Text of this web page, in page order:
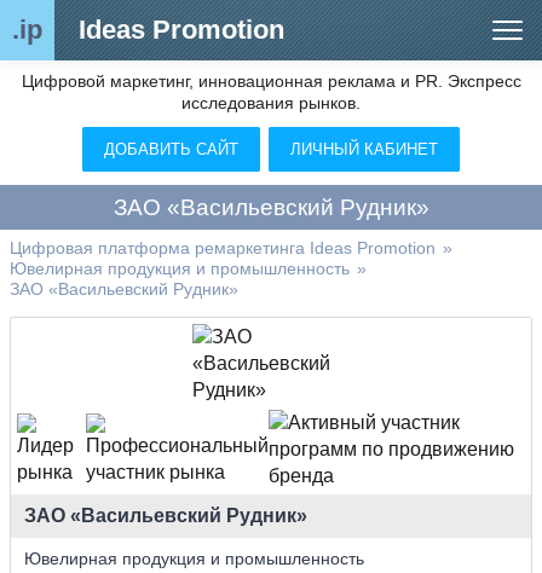
.ip Ideas Promotion
Сегменты рынка
Цифровой ремаркетинг (анализ рынка)
Видео
О нас
Контакты
Цифровой маркетинг, инновационная реклама и PR. Экспресс
исследования рынков.
ДОБАВИТЬ САЙТ ЛИЧНЫЙ КАБИНЕТ
ЗАО «Васильевский Рудник»
Цифровая платформа ремаркетинга Ideas Promotion »
Ювелирная продукция и промышленность »
ЗАО «Васильевский Рудник»
ЗАО «Васильевский Рудник»
Ювелирная продукция и промышленность